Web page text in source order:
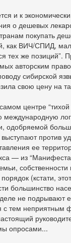
и к
о дешевых
покупать
как ВИЧ/СПИД,
тех же позиций”.
авторским
сибирской
свою цену на
центре
одобряемой
против
ее
— из
(кстати,
большинство
не подрывают
тем неприятным
опросами...